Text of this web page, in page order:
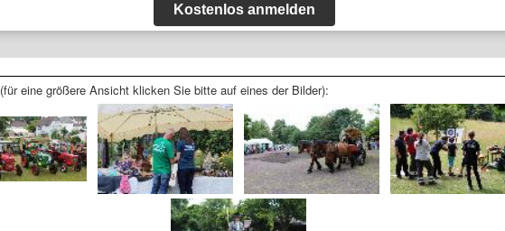
Kostenlos anmelden
(für eine größere Ansicht klicken Sie bitte auf eines der Bilder):